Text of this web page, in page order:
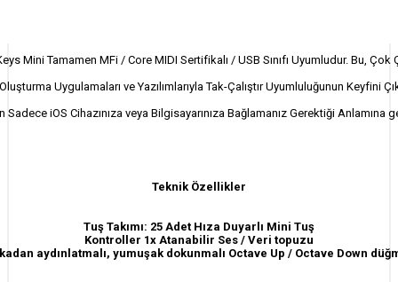
Mini Tamamen MFi / Core MIDI Sertifikalı / USB Sınıfı Uyumludur. Bu, Çok
Uygulamaları ve Yazılımlarıyla Tak-Çalıştır Uyumluluğunun Keyfini
Sadece iOS Cihazınıza veya Bilgisayarınıza Bağlamanız Gerektiği Anlamına
Teknik Özellikler
Tuş Takımı: 25 Adet Hıza Duyarlı Mini Tuş
Kontroller 1x Atanabilir Ses / Veri topuzu
aydınlatmalı, yumuşak dokunmalı Octave Up / Octave Down